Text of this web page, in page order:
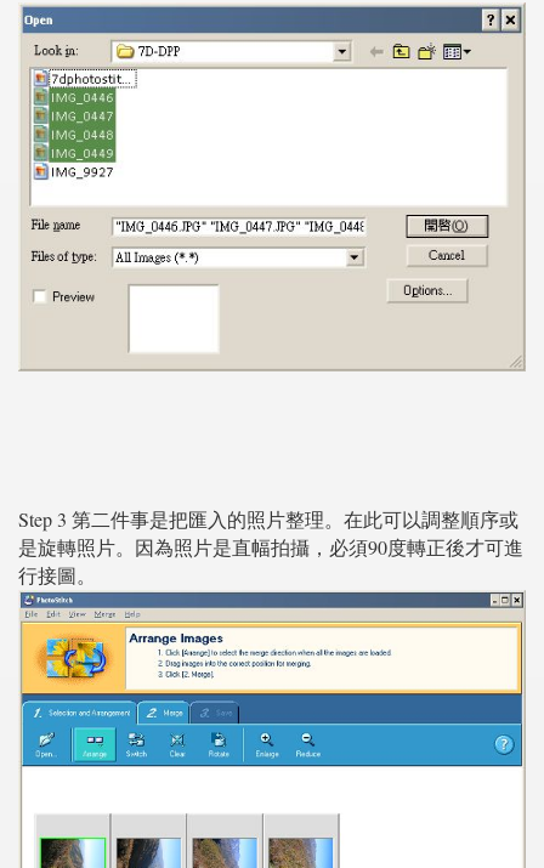
Step 3 第二件事是把匯入的照片整理。在此可以調整順序或
是旋轉照片。因為照片是直幅拍攝，必須90度轉正後才可進
行接圖。